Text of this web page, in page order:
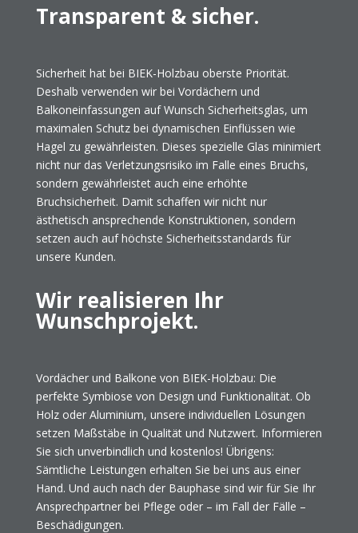
Transparent & sicher.
Sicherheit hat bei BIEK-Holzbau oberste Priorität.
Deshalb verwenden wir bei Vordächern und
Balkoneinfassungen auf Wunsch Sicherheitsglas, um
maximalen Schutz bei dynamischen Einflüssen wie
Hagel zu gewährleisten. Dieses spezielle Glas minimiert
nicht nur das Verletzungsrisiko im Falle eines Bruchs,
sondern gewährleistet auch eine erhöhte
Bruchsicherheit. Damit schaffen wir nicht nur
ästhetisch ansprechende Konstruktionen, sondern
setzen auch auf höchste Sicherheitsstandards für
unsere Kunden.
Wir realisieren Ihr
Wunschprojekt.
Vordächer und Balkone von BIEK-Holzbau: Die
perfekte Symbiose von Design und Funktionalität. Ob
Holz oder Aluminium, unsere individuellen Lösungen
setzen Maßstäbe in Qualität und Nutzwert. Informieren
Sie sich unverbindlich und kostenlos! Übrigens:
Sämtliche Leistungen erhalten Sie bei uns aus einer
Hand. Und auch nach der Bauphase sind wir für Sie Ihr
Ansprechpartner bei Pflege oder – im Fall der Fälle –
Beschädigungen.